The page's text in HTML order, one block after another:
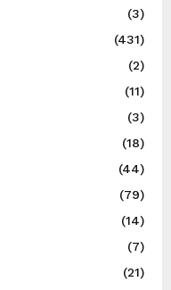
(3)
(431)
(2)
(11)
(3)
(18)
(44)
(79)
(14)
(7)
(21)